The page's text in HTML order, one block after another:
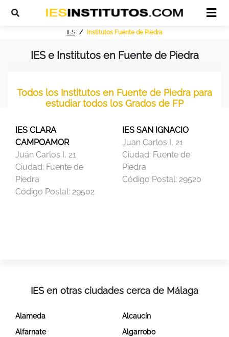
IES Institutos Fuente de Piedra
IES e Institutos en Fuente de Piedra
Todos los Institutos en Fuente de Piedra para
estudiar todos los Grados de FP
IES CLARA
CAMPOAMOR
Juán Carlos I, 21
Ciudad: Fuente de
Piedra
Código Postal: 29502
IES SAN IGNACIO
Juan Carlos I, 21
Ciudad: Fuente de
Piedra
Código Postal: 29520
IES en otras ciudades cerca de Málaga
Alameda
Alcaucín
Alfarnate
Algarrobo